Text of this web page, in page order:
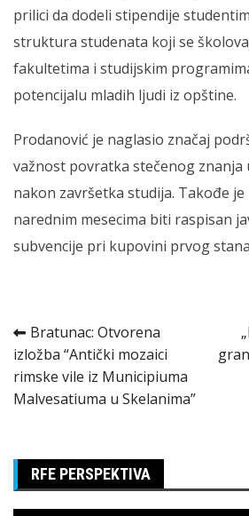
prilici da dodeli stipendije
struktura studenata koji se
fakultetima i studijskim
potencijalu mladih ljudi iz opštine.
Prodanović je naglasio značaj
važnost povratka stečenog znanja
nakon završetka studija. Takođe je
narednim mesecima biti raspisan
subvencije pri kupovini prvog
Kretanje
članka
Bratunac: Otvorena
izložba “Antički mozaici
rimske vile iz Municipiuma
Malvesatiuma u Skelanima”
RFE PERSPEKTIVA